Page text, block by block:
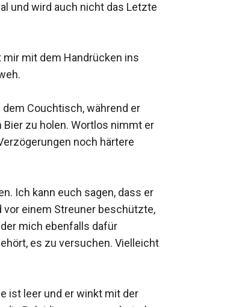
und wird auch nicht das Letzte
mir mit dem Handrücken ins
Couchtisch, während er
zu holen. Wortlos nimmt er
noch härtere
Ich kann euch sagen, dass er
einem Streuner beschützte,
mich ebenfalls dafür
es zu versuchen. Vielleicht
ist leer und er winkt mit der